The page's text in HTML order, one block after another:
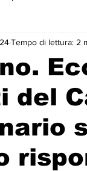
piano
del
Tempo di lettura: 2